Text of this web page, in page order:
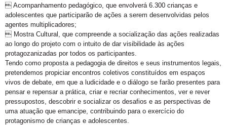
 Acompanhamento pedagógico, que envolverá 6.300 crianças e
adolescentes que participarão de ações a serem desenvolvidas pelos
agentes multiplicadores;
 Mostra Cultural, que compreende a socialização das ações realizadas
ao longo do projeto com o intuito de dar visibilidade às ações
protagozanizadas por todos os participantes.
Tendo como proposta a pedagogia de direitos e seus instrumentos legais,
pretendemos propiciar encontros coletivos constituídos em espaços
vivos de debate, em que a ludicidade e o diálogo se farão presentes para
pensar e repensar a prática, criar e recriar conhecimentos, ver e rever
pressupostos, descobrir e socializar os desafios e as perspectivas de
uma atuação que emancipe, contribuindo para o exercício do
protagonismo de crianças e adolescentes.